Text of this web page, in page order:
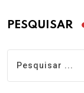
PESQUISAR